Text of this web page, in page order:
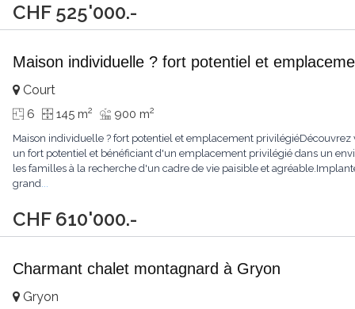
CHF 525'000.-
Maison individuelle ? fort potentiel et
CHF 610'000.-
Court
6 145 m2 900 m2
Maison individuelle ? fort potentiel et emplacement
un fort potentiel et bénéficiant d'un emplacement privilégié dans un
les familles à la recherche d'un cadre de vie paisible et
grand...
Charmant chalet montagnard à Gryon
Gryon